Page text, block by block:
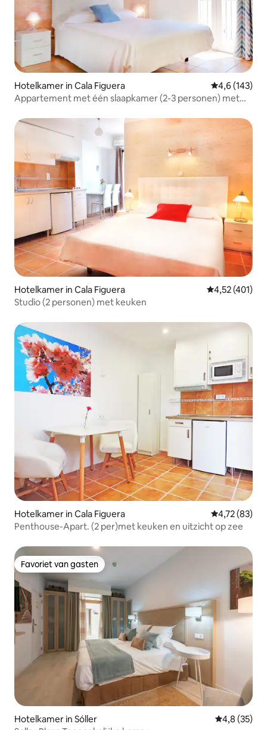
Hotelkamer in Cala Figuera Gemiddelde
4,6 (143)
Appartement met één slaapkamer (2-3 personen) met
Hotelkamer in Cala Figuera Gemiddelde
4,52 (401)
Studio (2 personen) met keuken
Hotelkamer in Cala Figuera Gemiddelde
4,72 (83)
Penthouse-Apart. (2 per)met keuken en uitzicht op zee
Favoriet van gasten
Favoriet van gasten
Hotelkamer in Sóller
4,8 (35)